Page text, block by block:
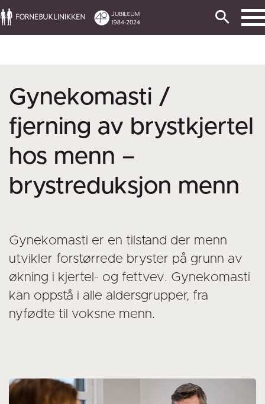
Gynekomasti /
fjerning av brystkjertel
hos menn –
brystreduksjon menn
Gynekomasti er en tilstand der menn
utvikler forstørrede bryster på grunn av
økning i kjertel- og fettvev. Gynekomasti
kan oppstå i alle aldersgrupper, fra
nyfødte til voksne menn.